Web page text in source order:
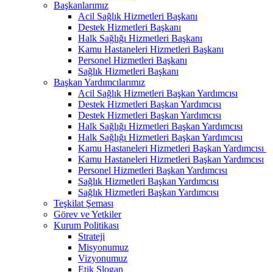
Başkanlarımız
Acil Sağlık Hizmetleri Başkanı
Destek Hizmetleri Başkanı
Halk Sağlığı Hizmetleri Başkanı
Kamu Hastaneleri Hizmetleri Başkanı
Personel Hizmetleri Başkanı
Sağlık Hizmetleri Başkanı
Başkan Yardımcılarımız
Acil Sağlık Hizmetleri Başkan Yardımcısı
Destek Hizmetleri Başkan Yardımcısı
Destek Hizmetleri Başkan Yardımcısı
Halk Sağlığı Hizmetleri Başkan Yardımcısı
Halk Sağlığı Hizmetleri Başkan Yardımcısı
Kamu Hastaneleri Hizmetleri Başkan Yardımcısı ​
Kamu Hastaneleri Hizmetleri Başkan Yardımcısı
Personel Hizmetleri Başkan Yardımcısı
Sağlık Hizmetleri Başkan Yardımcısı
Sağlık Hizmetleri Başkan Yardımcısı
Teşkilat Şeması
Görev ve Yetkiler
Kurum Politikası
Strateji
Misyonumuz
Vizyonumuz
Etik Slogan